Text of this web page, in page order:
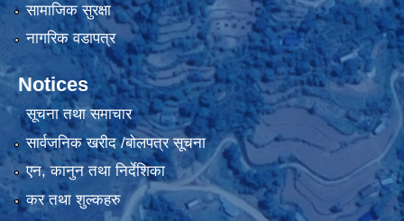
सामाजिक सुरक्षा
नागरिक वडापत्र
Notices
सूचना तथा समाचार
सार्वजनिक खरीद /बोलपत्र सूचना
एन, कानुन तथा निर्देशिका
कर तथा शुल्कहरु